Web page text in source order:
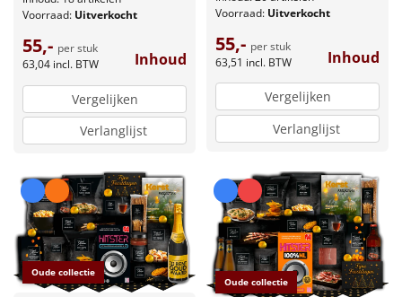
Pizzarette
Tas
Borrelplank
Warmtekussen
NIEUW
Slowcooker POPULAIR
Voorraad: Uitverkocht
55,- per stuk
63,04 incl. BTW Inhoud
Vergelijken
Verlanglijst
Voorraad: Uitverkocht
55,- per stuk
63,51 incl. BTW Inhoud
Vergelijken
Verlanglijst
Oude collectie
Oude collectie